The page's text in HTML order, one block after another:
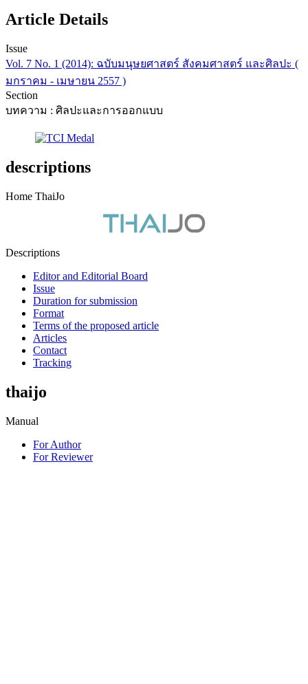
Article Details
Issue
Vol. 7 No. 1 (2014): ฉบับมนุษยศาสตร์ สังคมศาสตร์ และศิลปะ (
มกราคม - เมษายน 2557 )
Section
บทความ : ศิลปะและการออกแบบ
descriptions
Home ThaiJo
Descriptions
Editor and Editorial Board
Issue
Duration for submission
Format
Terms of the proposed article
Articles
Contact
Tracking
thaijo
Manual
For Author
For Reviewer